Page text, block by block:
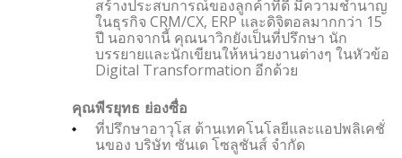
สร้างประสบการณ์ของลูกค้าที่ดี มีความชำนาญ
ในธุรกิจ CRM/CX, ERP และดิจิตอลมากกว่า 15
ปี นอกจากนี้ คุณนาวิกยังเป็นที่ปรึกษา นัก
บรรยายและนักเขียนให้หน่วยงานต่างๆ ในหัวข้อ
Digital Transformation อีกด้วย
คุณพีรยุทธ ย่องซื่อ
ที่ปรึกษาอาวุโส ด้านเทคโนโลยีและแอปพลิเคชั่
นของ บริษัท ซันเด โซลูชันส์ จำกัด